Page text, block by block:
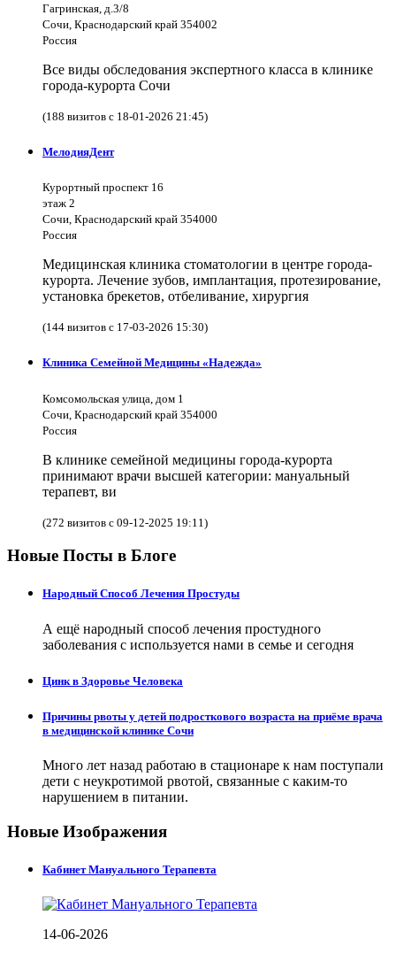
Гагринская, д.3/8
Сочи, Краснодарский край 354002
Россия
Все виды обследования экспертного класса в клинике
города-курорта Сочи
(188 визитов с 18-01-2026 21:45)
МелодияДент
Курортный проспект 16
этаж 2
Сочи, Краснодарский край 354000
Россия
Медицинская клиника стоматологии в центре города-
курорта. Лечение зубов, имплантация, протезирование,
установка брекетов, отбеливание, хирургия
(144 визитов с 17-03-2026 15:30)
Клиника Семейной Медицины «Надежда»
Комсомольская улица, дом 1
Сочи, Краснодарский край 354000
Россия
В клинике семейной медицины города-курорта
принимают врачи высшей категории: мануальный
терапевт, ви
(272 визитов с 09-12-2025 19:11)
Новые Посты в Блоге
Народный Способ Лечения Простуды
А ещё народный способ лечения простудного
заболевания с используется нами в семье и сегодня
Цинк в Здоровье Человека
Причины рвоты у детей подросткового возраста на приёме врача
в медицинской клинике Сочи
Много лет назад работаю в стационаре к нам поступали
дети с неукротимой рвотой, связанные с каким-то
нарушением в питании.
Новые Изображения
Кабинет Мануального Терапевта
14-06-2026